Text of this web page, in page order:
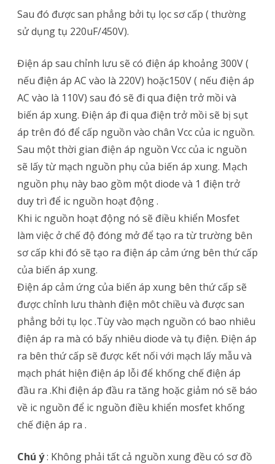
Sau đó được san phẳng bởi tụ lọc sơ cấp ( thường
sử dụng tụ 220uF/450V).
Điện áp sau chỉnh lưu sẽ có điện áp khoảng 300V (
nếu điện áp AC vào là 220V) hoặc150V ( nếu điện áp
AC vào là 110V) sau đó sẽ đi qua điện trở mồi và
biến áp xung. Điện áp đi qua điện trở mồi sẽ bị sụt
áp trên đó để cấp nguồn vào chân Vcc của ic nguồn.
Sau một thời gian điện áp nguồn Vcc của ic nguồn
sẽ lấy từ mạch nguồn phụ của biến áp xung. Mạch
nguồn phụ này bao gồm một diode và 1 điện trở
duy trì để ic nguồn hoạt động .
Khi ic nguồn hoạt động nó sẽ điều khiển Mosfet
làm việc ở chế độ đóng mở để tạo ra từ trường bên
sơ cấp khi đó sẽ tạo ra điện áp cảm ứng bên thứ cấp
của biến áp xung.
Điện áp cảm ứng của biến áp xung bên thứ cấp sẽ
được chỉnh lưu thành điện môt chiều và được san
phẳng bởi tụ lọc .Tùy vào mạch nguồn có bao nhiêu
điện áp ra mà có bấy nhiêu diode và tụ điện. Điện áp
ra bên thứ cấp sẽ được kết nối với mạch lấy mẫu và
mạch phát hiện điện áp lỗi để khống chế điện áp
đầu ra .Khi điện áp đầu ra tăng hoặc giảm nó sẽ báo
về ic nguồn để ic nguồn điều khiển mosfet khống
chế điện áp ra .
Chú ý: Không phải tất cả nguồn xung đều có sơ đồ